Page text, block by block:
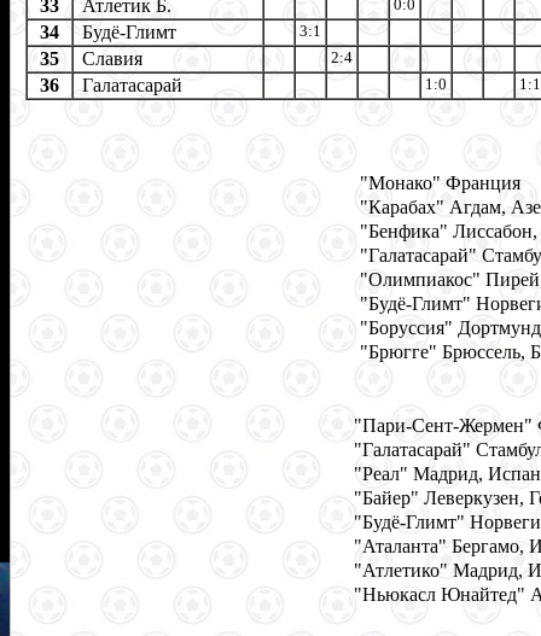
33 Атлетик Б. 0:0
34 Будё-Глимт 3:1
35 Славия 2:4
36 Галатасарай 1:0 1:1
"Монако" Франция
"Карабах" Агдам,
"Бенфика" Лиссабон,
"Галатасарай"
"Олимпиакос"
"Будё-Глимт"
"Боруссия"
"Брюгге" Брюссель,
"Пари-Сент-Жермен"
"Галатасарай"
"Реал" Мадрид,
"Байер" Леверкузен,
"Будё-Глимт"
"Аталанта" Бергамо,
"Атлетико" Мадрид,
"Ньюкасл Юнайтед"